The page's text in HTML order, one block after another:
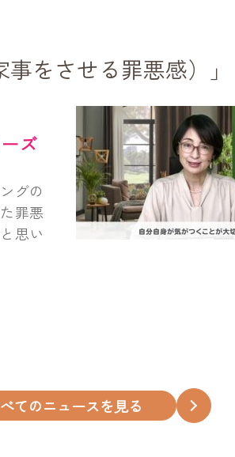
をさせる罪悪感）」
ズ
グの
罪悪
思い
てのニュースを見る